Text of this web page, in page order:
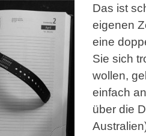
Das ist
eigenen
eine
Sie sich
wollen,
einfach
über die